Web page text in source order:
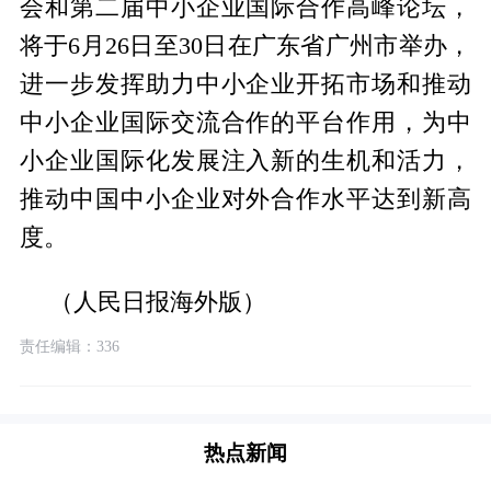
会和第二届中小企业国际合作高峰论坛，
将于6月26日至30日在广东省广州市举办，
进一步发挥助力中小企业开拓市场和推动
中小企业国际交流合作的平台作用，为中
小企业国际化发展注入新的生机和活力，
推动中国中小企业对外合作水平达到新高
度。
（人民日报海外版）
责任编辑：336
热点新闻